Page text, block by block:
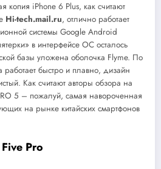
копия iPhone 6 Plus, как считают
Hi-tech.mail.ru, отлично работает
системы Google Android
в интерфейсе ОС осталось
базы уложена оболочка Flyme. По
работает быстро и плавно, дизайн
Как считают авторы обзора на
5 – пожалуй, самая навороченная
на рынке китайских смартфонов
Five Pro